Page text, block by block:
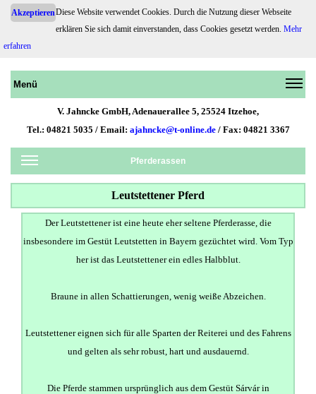
Pferdehaftpflicht.de
Menü
V. Jahncke GmbH, Adenauerallee 5, 25524 Itzehoe,
Tel.: 04821 5035 / Email: ajahncke@t-online.de/ Fax: 04821 3367
Pferderassen
Leutstettener Pferd
Der Leutstettener ist eine heute eher seltene Pferderasse, die
insbesondere im Gestüt Leutstetten in Bayern gezüchtet wird. Vom Typ
her ist das Leutstettener ein edles Halbblut.
Braune in allen Schattierungen, wenig weiße Abzeichen.
Leutstettener eignen sich für alle Sparten der Reiterei und des Fahrens
und gelten als sehr robust, hart und ausdauernd.
Die Pferde stammen ursprünglich aus dem Gestüt Sárvár in
AkzeptierenDiese Website verwendet Cookies. Durch die Nutzung dieser Webseite
erklären Sie sich damit einverstanden, dass Cookies gesetzt werden. Mehr
erfahren